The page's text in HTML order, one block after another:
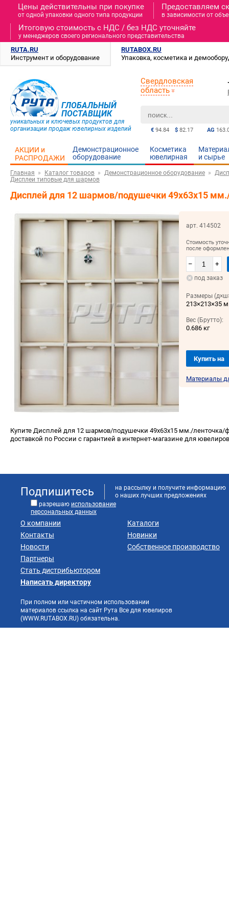
Цены действительны при покупке
от одной упаковки одного типа продукции
Предоставляем
в зависимости от
Итоговую стоимость c НДС / без НДС уточняйте
у менеджеров своего регионального представительства
RUTA.RU
Инструмент и оборудование
RUTABOX.RU
Упаковка, косметика и
ГЛОБАЛЬНЫЙ
ПОСТАВЩИК
уникальных и ключевых продуктов для
организации продаж ювелирных изделий
AG
€ 94.84 $ 82.17
Свердловская
область
АКЦИИ и
РАСПРОДАЖИ
Демонстрационное
оборудование
Косметика
ювелирная
и cырье
Главная Каталог товаров Демонстрационное оборудование
Дисплеи типовые для шармов
Дисплей для 12 шармов/подушечки 49х63х15
арт. 414502
Стоимость
после
– +
под заказ
Размеры
213×213×35
Вес (Брутто):
0.686 кг
Купить на
Материалы
Купите Дисплей для 12 шармов/подушечки 49х63х15 мм./ленточка/
доставкой по России с гарантией в интернет-магазине для
Подпишитесь
на рассылку и получите информацию
о наших лучших предложениях
разрешаю использование
персональных данных
О компании
Контакты
Новости
Партнеры
Стать дистрибьютором
Каталоги
Новинки
Собственное производство
Написать директору
При полном или частичном использовании
материалов ссылка на сайт Рута Все для ювелиров
(WWW.RUTABOX.RU) обязательна.